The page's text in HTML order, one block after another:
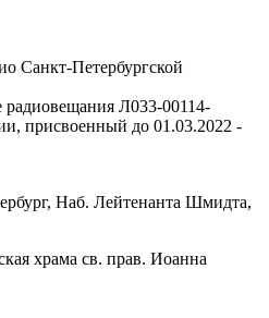
Санкт-Петербургской
радиовещания Л033-00114-
присвоенный до 01.03.2022 -
Наб. Лейтенанта Шмидта,
храма св. прав. Иоанна